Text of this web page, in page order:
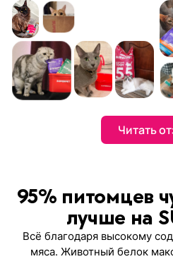
Читать
95% питомцев
лучше на
Всё благодаря высокому
мяса. Животный белок